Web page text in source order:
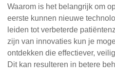
Waarom is het belangrijk om
eerste kunnen nieuwe
leiden tot verbeterde
zijn van innovaties kun je
ontdekken die effectiever,
Dit kan resulteren in betere